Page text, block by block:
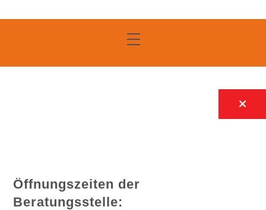
Menu
Öffnungszeiten der
Beratungsstelle: